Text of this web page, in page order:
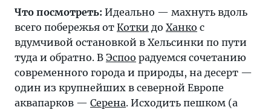
Что посмотреть: Идеально — махнуть вдоль
всего побережья от Котки до Ханко с
вдумчивой остановкой в Хельсинки по пути
туда и обратно. В Эспоо радуемся сочетанию
современного города и природы, на десерт —
один из крупнейших в северной Европе
аквапарков — Серена. Исходить пешком (а